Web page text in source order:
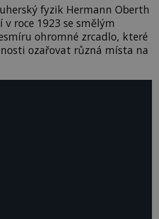
fyzik Hermann Oberth
v roce 1923 se smělým
ohromné zrcadlo, které
ozařovat různá místa na